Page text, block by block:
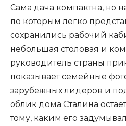
Сама дача компактна, но
по которым легко
сохранились рабочий
небольшая столовая и
руководитель страны
показывает семейные
зарубежных лидеров и
облик дома Сталина
тому, каким его